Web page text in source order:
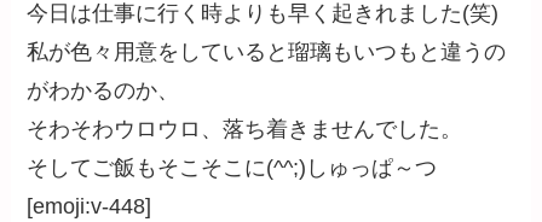
今日は仕事に行く時よりも早く起きれました(笑)
私が色々用意をしていると瑠璃もいつもと違うの
がわかるのか、
そわそわウロウロ、落ち着きませんでした。
そしてご飯もそこそこに(^^;)しゅっぱ～つ
[emoji:v-448]